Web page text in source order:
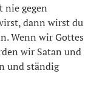
nie gegen
dann wirst du
Wenn wir Gottes
wir Satan und
und ständig